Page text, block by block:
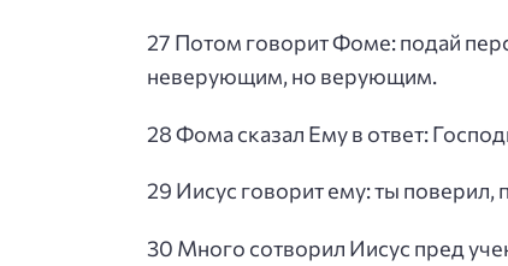
27 Потом говорит Фоме: подай
неверующим, но верующим.
28 Фома сказал Ему в ответ:
29 Иисус говорит ему: ты
30 Много сотворил Иисус пред